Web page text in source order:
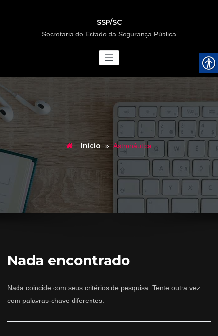
SSP/SC
Secretaria de Estado da Segurança Pública
Início » Astronáutica
Nada encontrado
Nada coincide com seus critérios de pesquisa. Tente outra vez
com palavras-chave diferentes.